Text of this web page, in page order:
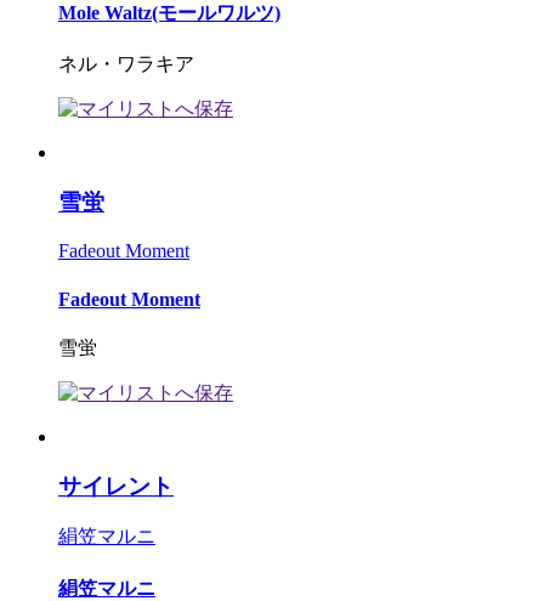
Mole Waltz(モールワルツ)
ネル・ワラキア
雪蛍
Fadeout Moment
Fadeout Moment
雪蛍
サイレント
絹笠マルニ
絹笠マルニ